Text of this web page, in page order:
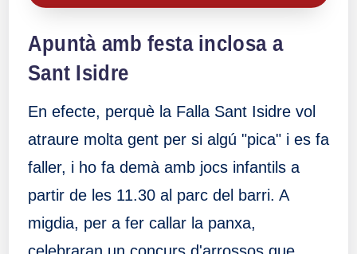
Apuntà amb festa inclosa a
Sant Isidre
En efecte, perquè la Falla Sant Isidre vol
atraure molta gent per si algú "pica" i es fa
faller, i ho fa demà amb jocs infantils a
partir de les 11.30 al parc del barri. A
migdia, per a fer callar la panxa,